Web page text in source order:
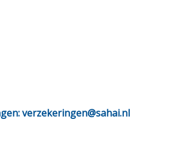
verzekeringen@sahai.nl